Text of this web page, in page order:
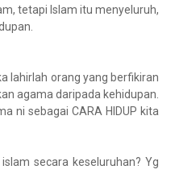
tetapi Islam itu menyeluruh,
lahirlah orang yang berfikiran
agama daripada kehidupan.
ni sebagai CARA HIDUP kita
secara keseluruhan? Yg